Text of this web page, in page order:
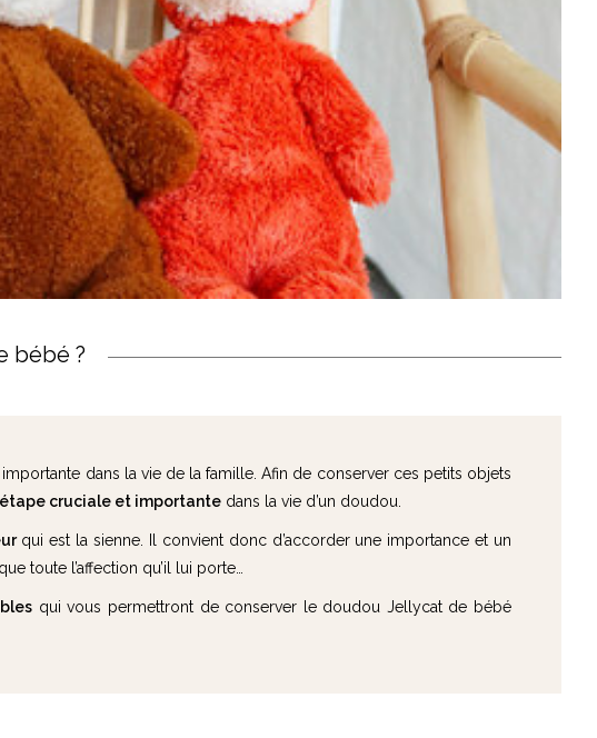
bébé ?
dans la vie de la famille. Afin de conserver ces petits objets
étape cruciale et importante dans la vie d’un doudou.
qui est la sienne. Il convient donc d’accorder une importance et un
toute l’affection qu’il lui porte…
qui vous permettront de conserver le doudou Jellycat de bébé